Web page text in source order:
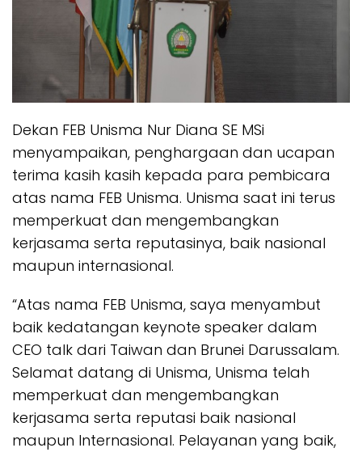
Dekan FEB Unisma Nur Diana SE MSi
menyampaikan, penghargaan dan ucapan
terima kasih kasih kepada para pembicara
atas nama FEB Unisma. Unisma saat ini terus
memperkuat dan mengembangkan
kerjasama serta reputasinya, baik nasional
maupun internasional.
“Atas nama FEB Unisma, saya menyambut
baik kedatangan keynote speaker dalam
CEO talk dari Taiwan dan Brunei Darussalam.
Selamat datang di Unisma, Unisma telah
memperkuat dan mengembangkan
kerjasama serta reputasi baik nasional
maupun Internasional. Pelayanan yang baik,